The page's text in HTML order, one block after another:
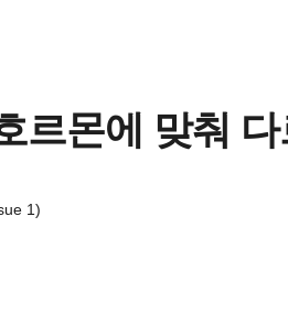
르몬에 맞춰 다
1)